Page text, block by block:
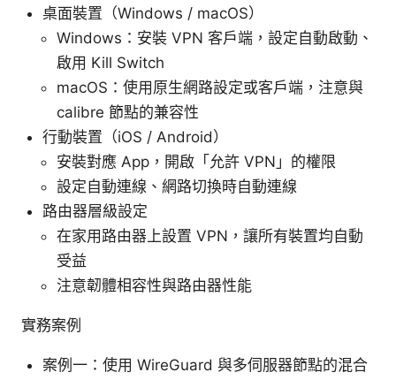
桌面裝置（Windows / macOS）
Windows：安裝 VPN 客戶端，設定自動啟動、
啟用 Kill Switch
macOS：使用原生網路設定或客戶端，注意與
calibre 節點的兼容性
行動裝置（iOS / Android）
安裝對應 App，開啟「允許 VPN」的權限
設定自動連線、網路切換時自動連線
路由器層級設定
在家用路由器上設置 VPN，讓所有裝置均自動
受益
注意韌體相容性與路由器性能
實務案例
案例一：使用 WireGuard 與多伺服器節點的混合